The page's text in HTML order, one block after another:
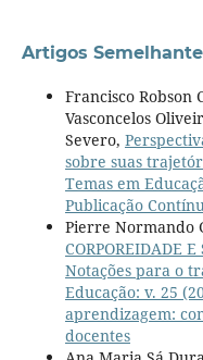
Artigos
Francisco
Vasconcelos
Severo,
sobre suas
Temas em
Publicação
Pierre Normando
CORPOREIDADE
Notações para o
Educação: v. 25
aprendizagem:
docentes